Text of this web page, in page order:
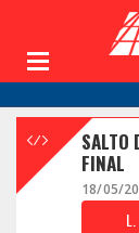
SALTO
FINAL
18/05/